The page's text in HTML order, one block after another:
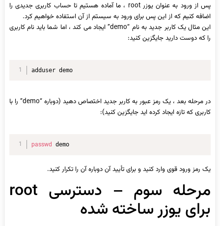
پس از ورود به عنوان یوزر root ، ما آماده هستیم تا حساب کاربری جدیدی را
اضافه کنیم که از این پس برای ورود به سیستم از آن استفاده خواهیم کرد.
این مثال یک کاربر جدید به نام “demo” ایجاد می کند ، اما شما باید نام کاربری
را که دوست دارید جایگزین کنید:
adduser demo
در مرحله بعد ، یک رمز عبور به کاربر جدید اختصاص دهید (دوباره “demo” را با
کاربری که تازه ایجاد کرده اید جایگزین کنید):
passwd demo
یک رمز ورود قوی وارد کنید و برای تأیید آن دوباره آن را تکرار کنید.
مرحله سوم – دسترسی root
برای یوزر ساخته شده